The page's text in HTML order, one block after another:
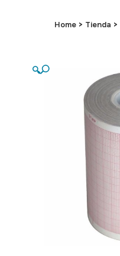
c
Home > Tienda >
🔍